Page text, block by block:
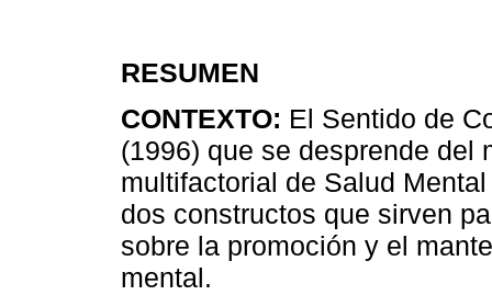
RESUMEN
CONTEXTO: El Sentido de
(1996) que se desprende del
multifactorial de Salud
dos constructos que sirven
sobre la promoción y el
mental.